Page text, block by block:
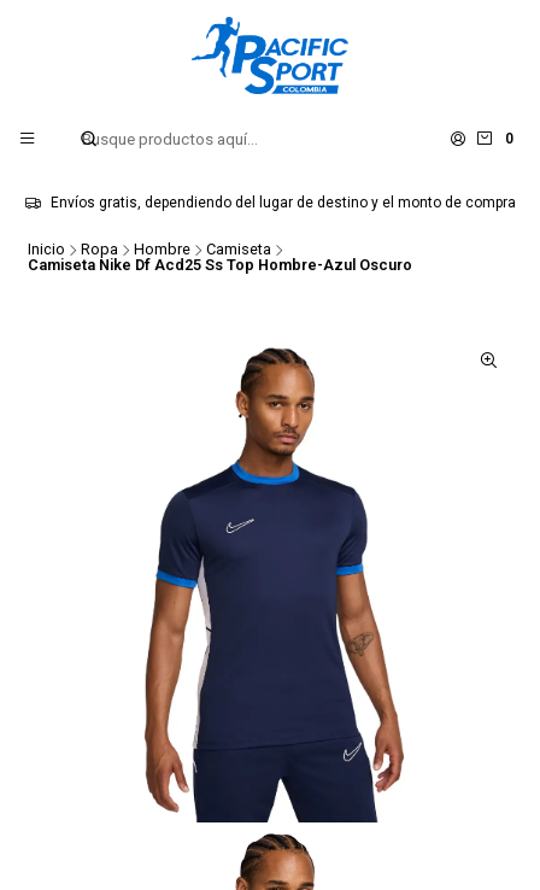
0
Envíos gratis, dependiendo del lugar de destino y el monto de compra
Inicio Ropa Hombre
Camiseta
Camiseta Nike Df Acd25 Ss Top Hombre-Azul Oscuro